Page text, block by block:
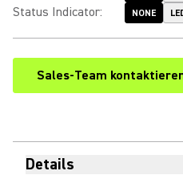
Status Indicator: NONE
Sales-Team
Details